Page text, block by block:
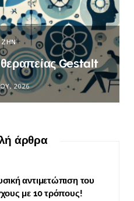
ΖΗΝ
Gestalt
2026
άρθρα
αντιμετώπιση του
με 10 τρόπους!